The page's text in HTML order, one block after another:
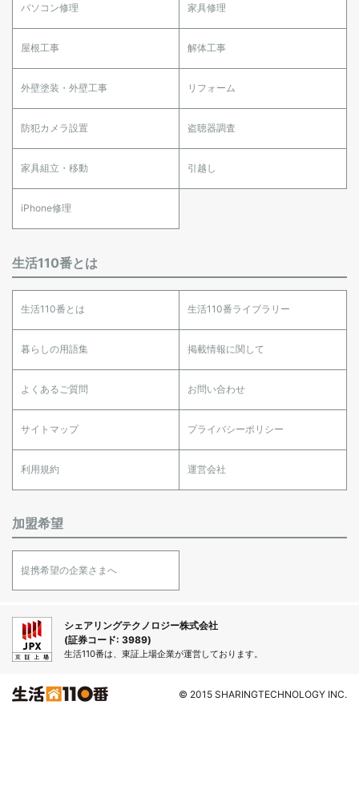
パソコン修理 家具修理
屋根工事 解体工事
外壁塗装・外壁工事 リフォーム
防犯カメラ設置 盗聴器調査
家具組立・移動 引越し
iPhone修理
生活110番とは
生活110番とは 生活110番ライブラリー
暮らしの用語集 掲載情報に関して
よくあるご質問 お問い合わせ
サイトマップ プライバシーポリシー
利用規約 運営会社
加盟希望
提携希望の企業さまへ
シェアリングテクノロジー株式会社
(証券コード: 3989)
生活110番は、東証上場企業が運営しております。
© 2015 SHARINGTECHNOLOGY INC.